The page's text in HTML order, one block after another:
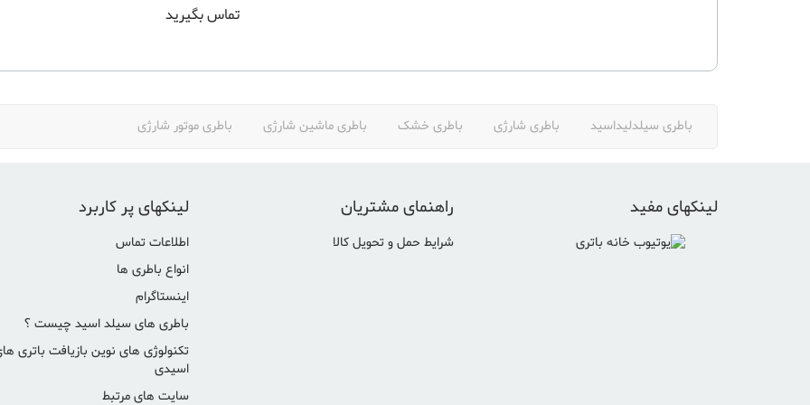
تماس بگیرید
باطری سیلدلیداسید باطری شارژی باطری خشک باطری ماشین شارژی باطری موتور شارژی
لینکهای مفید راهنمای مشتریان
شرایط حمل و تحویل کالا
لینکهای پر کاربرد
اطلاعات تماس
انواع باطری ها
اینستاگرام
باطری های سیلد اسید چیست ؟
تکنولوژی های نوین بازیافت باتری
اسیدی
سایت های مرتبط